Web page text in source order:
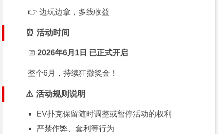
👉 边玩边拿，多线收益
⏰ 活动时间
📅2026年6月1日 已正式开启
整个6月，持续狂撒奖金！
⚠️ 活动规则说明
EV扑克保留随时调整或暂停活动的权利
严禁作弊、套利等行为